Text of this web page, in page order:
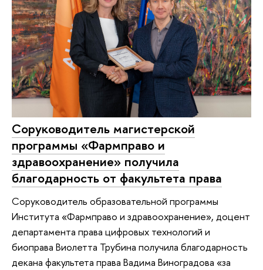
Соруководитель магистерской
программы «Фармправо и
здравоохранение» получила
благодарность от факультета права
Соруководитель образовательной программы
Института «Фармправо и здравоохранение», доцент
департамента права цифровых технологий и
биоправа Виолетта Трубина получила благодарность
декана факультета права Вадима Виноградова «за